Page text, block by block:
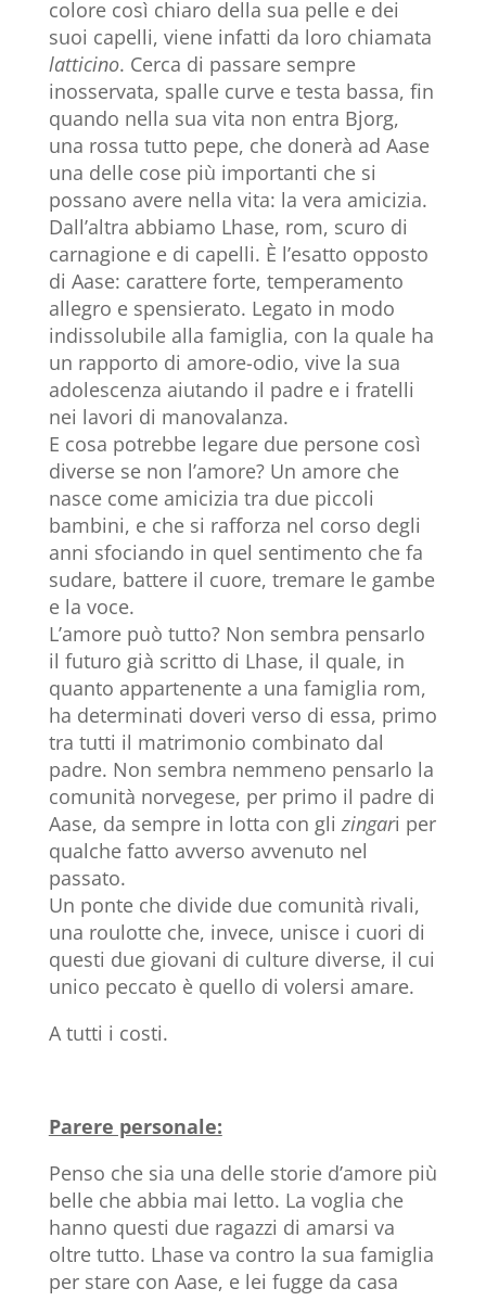
colore così chiaro della sua pelle e dei
suoi capelli, viene infatti da loro chiamata
latticino. Cerca di passare sempre
inosservata, spalle curve e testa bassa, fin
quando nella sua vita non entra Bjorg,
una rossa tutto pepe, che donerà ad Aase
una delle cose più importanti che si
possano avere nella vita: la vera amicizia.
Dall’altra abbiamo Lhase, rom, scuro di
carnagione e di capelli. È l’esatto opposto
di Aase: carattere forte, temperamento
allegro e spensierato. Legato in modo
indissolubile alla famiglia, con la quale ha
un rapporto di amore-odio, vive la sua
adolescenza aiutando il padre e i fratelli
nei lavori di manovalanza.
E cosa potrebbe legare due persone così
diverse se non l’amore? Un amore che
nasce come amicizia tra due piccoli
bambini, e che si rafforza nel corso degli
anni sfociando in quel sentimento che fa
sudare, battere il cuore, tremare le gambe
e la voce.
L’amore può tutto? Non sembra pensarlo
il futuro già scritto di Lhase, il quale, in
quanto appartenente a una famiglia rom,
ha determinati doveri verso di essa, primo
tra tutti il matrimonio combinato dal
padre. Non sembra nemmeno pensarlo la
comunità norvegese, per primo il padre di
Aase, da sempre in lotta con glizingari per
qualche fatto avverso avvenuto nel
passato.
Un ponte che divide due comunità rivali,
una roulotte che, invece, unisce i cuori di
questi due giovani di culture diverse, il cui
unico peccato è quello di volersi amare.
A tutti i costi.
Parere personale:
Penso che sia una delle storie d’amore più
belle che abbia mai letto. La voglia che
hanno questi due ragazzi di amarsi va
oltre tutto. Lhase va contro la sua famiglia
per stare con Aase, e lei fugge da casa